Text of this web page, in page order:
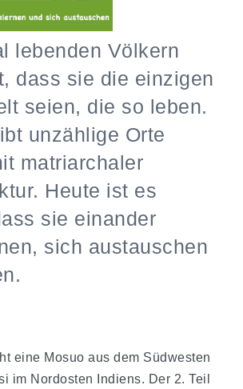
lebenden Völkern
dass sie die einzigen
seien, die so leben.
unzählige Orte
matriarchaler
Heute ist es
sie einander
sich austauschen
eine Mosuo aus dem Südwesten
im Nordosten Indiens. Der 2. Teil